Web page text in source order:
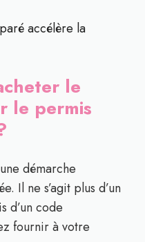
accélère la
le
le permis
démarche
Il ne s’agit plus d’un
d’un code
fournir à votre